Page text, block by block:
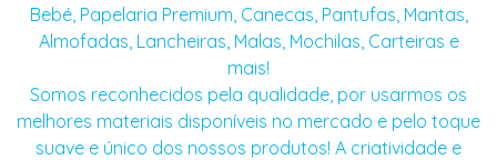
Bebé, Papelaria Premium, Canecas, Pantufas, Mantas,
Almofadas, Lancheiras, Malas, Mochilas, Carteiras e
mais!
Somos reconhecidos pela qualidade, por usarmos os
melhores materiais disponíveis no mercado e pelo toque
suave e único dos nossos produtos! A criatividade e